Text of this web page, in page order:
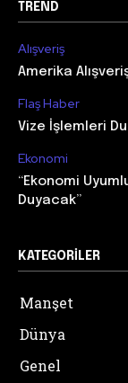
TREND
Alışveriş
Amerika
Flaş Haber
Vize İşlemleri
Ekonomi
“Ekonomi
Duyacak”
KATEGORILER
Manşet
Dünya
Genel